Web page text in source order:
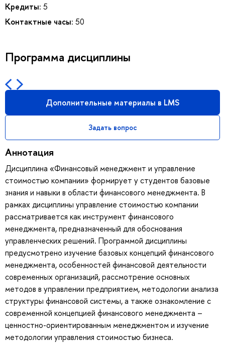
Кредиты: 5
Контактные часы: 50
Программа дисциплины
Дополнительные материалы в LMS
Задать вопрос
Аннотация
Дисциплина «Финансовый менеджмент и управление
стоимостью компании» формирует у студентов базовые
знания и навыки в области финансового менеджмента. В
рамках дисциплины управление стоимостью компании
рассматривается как инструмент финансового
менеджмента, предназначенный для обоснования
управленческих решений. Программой дисциплины
предусмотрено изучение базовых концепций финансового
менеджмента, особенностей финансовой деятельности
современных организаций, рассмотрение основных
методов в управлении предприятием, методологии анализа
структуры финансовой системы, а также ознакомление с
современной концепцией финансового менеджмента –
ценностно-ориентированным менеджментом и изучение
методологии управления стоимостью бизнеса.